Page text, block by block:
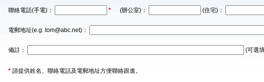
聯絡電話(手電)： * (辦公室)： (住宅)：
電郵地址(e.g. tom@abc.net)：
備註： (可選
* 請提供姓名、聯絡電話及電郵地址方便聯絡跟進。